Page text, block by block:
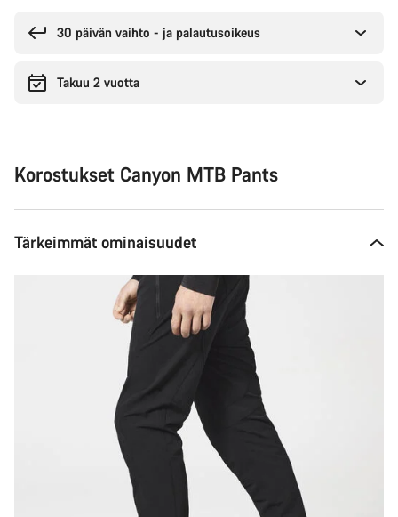
30 päivän vaihto - ja palautusoikeus
Takuu 2 vuotta
Korostukset Canyon MTB Pants
Tärkeimmät ominaisuudet